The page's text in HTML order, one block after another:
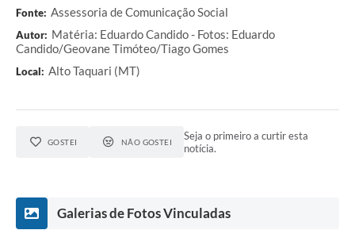
Fonte: Assessoria de Comunicação Social
Autor: Matéria: Eduardo Candido - Fotos: Eduardo
Candido/Geovane Timóteo/Tiago Gomes
Local: Alto Taquari (MT)
GOSTEI NÃO GOSTEI
Seja o primeiro a curtir esta
notícia.
Galerias de Fotos Vinculadas